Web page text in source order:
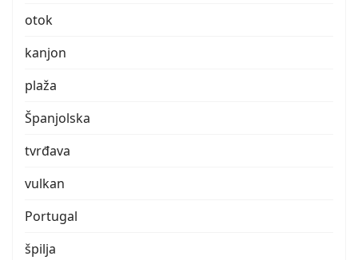
otok
kanjon
plaža
Španjolska
tvrđava
vulkan
Portugal
špilja